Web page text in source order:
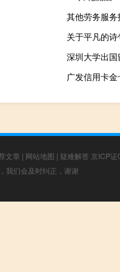
其他劳务服务
关于平凡的诗
深圳大学出
广发信用卡
文章 | 网站地图 | 疑难解答 京ICP
我们会及时纠正，谢谢